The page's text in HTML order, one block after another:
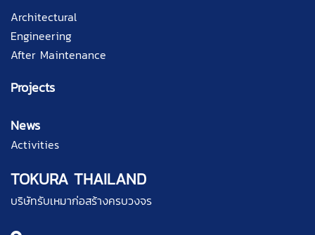
Architectural
Engineering
After Maintenance
Projects
News
Activities
TOKURA THAILAND
บริษัทรับเหมาก่อสร้างครบวงจร